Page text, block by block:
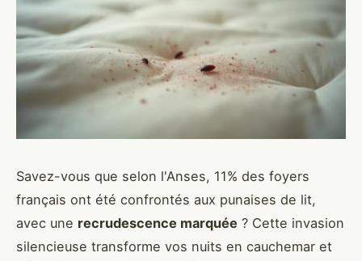
Savez-vous que selon l'Anses, 11% des foyers
français ont été confrontés aux punaises de lit,
avec une recrudescence marquée ? Cette invasion
silencieuse transforme vos nuits en cauchemar et